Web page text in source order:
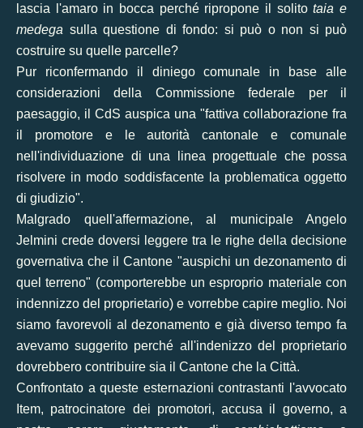
lascia l'amaro in bocca perché ripropone il solitotaia e
medega sulla questione di fondo: si può o non si può
costruire su quelle parcelle?
Pur riconfermando il diniego comunale in base alle
considerazioni della Commissione federale per il
paesaggio, il CdS auspica una "fattiva collaborazione fra
il promotore e le autorità cantonale e comunale
nell'individuazione di una linea progettuale che possa
risolvere in modo soddisfacente la problematica oggetto
di giudizio".
Malgrado quell'affermazione, al municipale Angelo
Jelmini crede doversi leggere tra le righe della decisione
governativa che il Cantone "auspichi un dezonamento di
quel terreno" (comporterebbe un esproprio materiale con
indennizzo del proprietario) e vorrebbe capire meglio. Noi
siamo favorevoli al dezonamento e già diverso tempo fa
avevamo suggerito perché all'indenizzo del proprietario
dovrebbero contribuire sia il Cantone che la Città.
Confrontato a queste esternazioni contrastanti l'avvocato
Item, patrocinatore dei promotori, accusa il governo, a